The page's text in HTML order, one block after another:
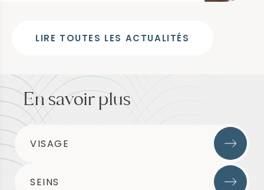
LIRE TOUTES LES ACTUALITÉS
En savoir plus
VISAGE
SEINS